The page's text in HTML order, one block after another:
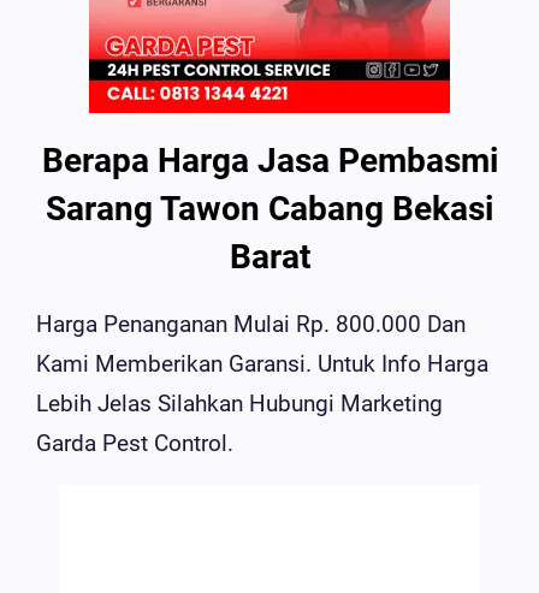
Berapa Harga Jasa Pembasmi
Sarang Tawon Cabang Bekasi
Barat
Harga Penanganan Mulai Rp. 800.000 Dan
Kami Memberikan Garansi. Untuk Info Harga
Lebih Jelas Silahkan Hubungi Marketing
Garda Pest Control.